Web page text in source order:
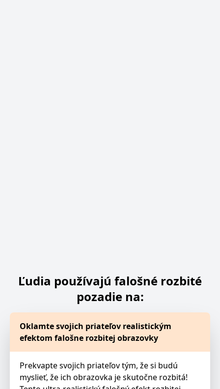
Ľudia používajú falošné rozbité
pozadie na:
Oklamte svojich priateľov realistickým
efektom falošne rozbitej obrazovky
Prekvapte svojich priateľov tým, že si budú
myslieť, že ich obrazovka je skutočne rozbitá!